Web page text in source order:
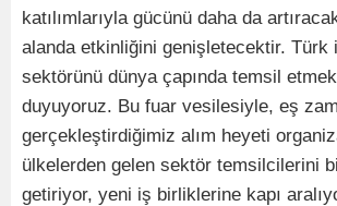
katılımlarıyla gücünü daha da
alanda etkinliğini genişletecektir. Türk
sektörünü dünya çapında temsil
duyuyoruz. Bu fuar vesilesiyle, eş
gerçekleştirdiğimiz alım heyeti
ülkelerden gelen sektör temsilcilerini
getiriyor, yeni iş birliklerine kapı